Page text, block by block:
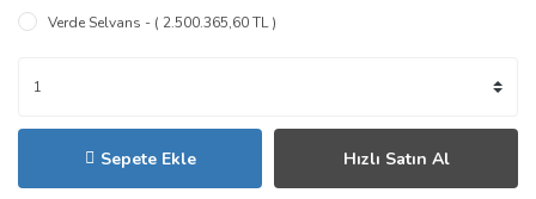
Verde Selvans - ( 2.500.365,60 TL )
Sepete Ekle Hızlı Satın Al